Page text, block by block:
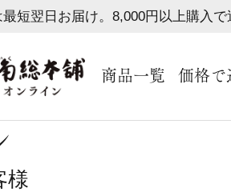
短翌日お届け。8,000円以上購入で
商品一覧 価格で
様